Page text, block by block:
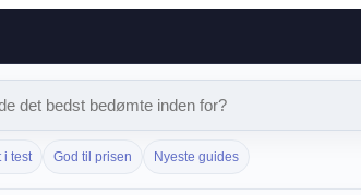
i test God til prisen Nyeste guides